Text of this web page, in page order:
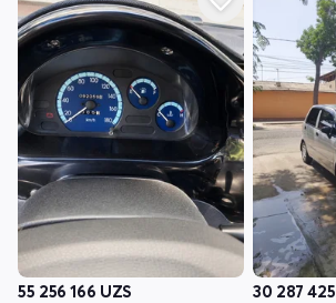
55 256 166 UZS
30 287 425